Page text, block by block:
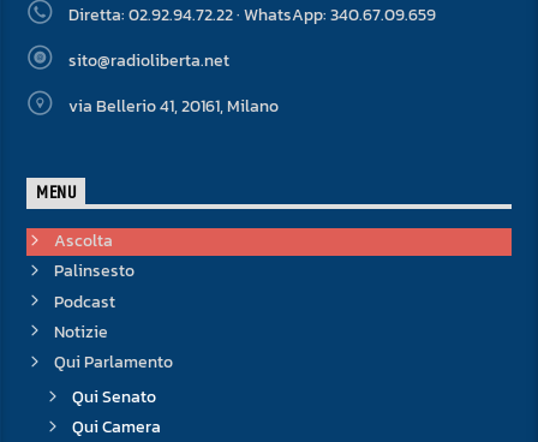
Diretta: 02.92.94.72.22 · WhatsApp: 340.67.09.659
sito@radioliberta.net
via Bellerio 41, 20161, Milano
MENU
Ascolta
Palinsesto
Podcast
Notizie
Qui Parlamento
Qui Senato
Qui Camera